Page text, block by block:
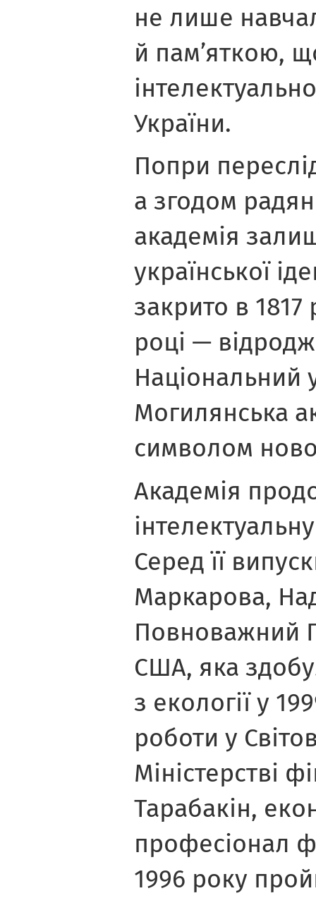
не лише
й пам’яткою,
України.
Попри
а згодом
академія
української
закрито в 1817
році —
Національний
Могилянська
символом
Академія
Серед її
Маркарова,
Повноважний
США, яка
з екології у
роботи у
Міністерстві
Тарабакін,
професіонал
1996 року